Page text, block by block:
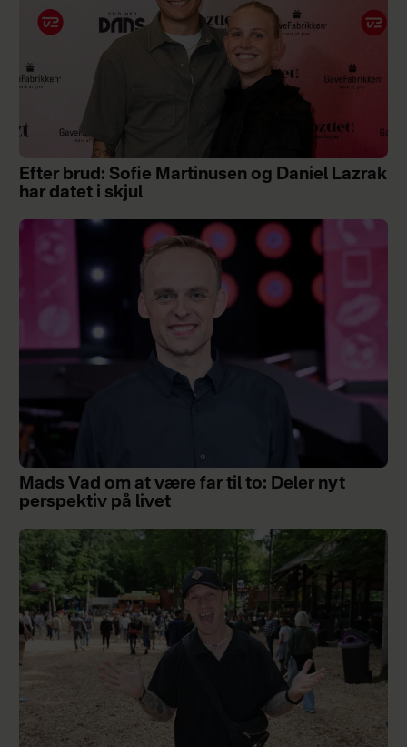
Efter brud: Sofie Martinusen og Daniel Lazrak
har datet i skjul
Mads Vad om at være far til to: Deler nyt
perspektiv på livet